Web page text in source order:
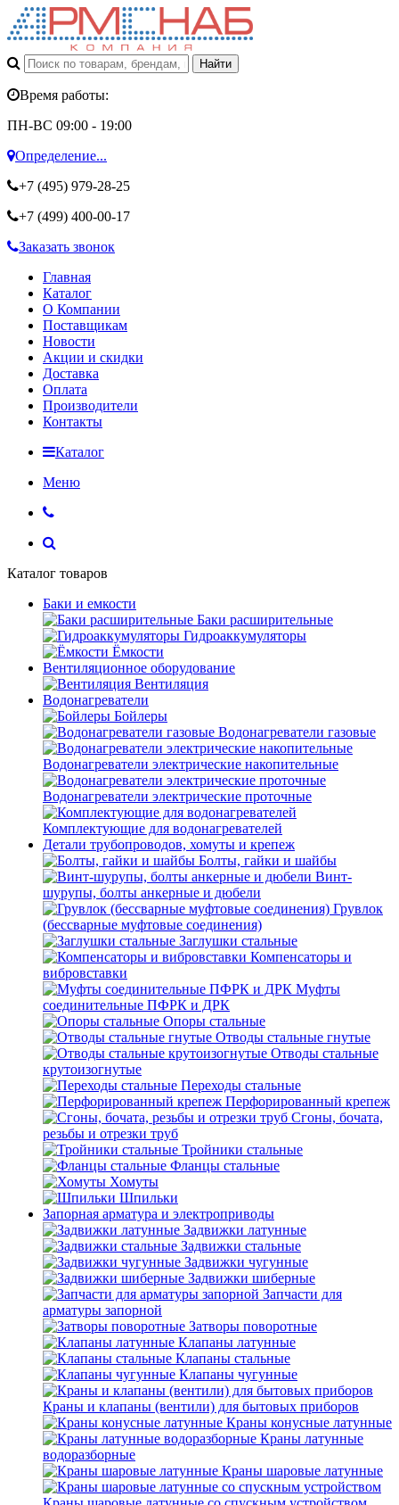
Время работы:
ПН-ВС 09:00 - 19:00
Определение...
+7 (495) 979-28-25
+7 (499) 400-00-17
Заказать звонок
Главная
Каталог
О Компании
Поставщикам
Новости
Акции и скидки
Доставка
Оплата
Производители
Контакты
Каталог
Меню
Каталог товаров
Баки и емкости
Баки расширительные
Гидроаккумуляторы
Ёмкости
Вентиляционное оборудование
Вентиляция
Водонагреватели
Бойлеры
Водонагреватели газовые
Водонагреватели электрические накопительные
Водонагреватели электрические проточные
Комплектующие для водонагревателей
Детали трубопроводов, хомуты и крепеж
Болты, гайки и шайбы
Винт-
шурупы, болты анкерные и дюбели
Грувлок
(бессварные муфтовые соединения)
Заглушки стальные
Компенсаторы и
вибровставки
Муфты
соединительные ПФРК и ДРК
Опоры стальные
Отводы стальные гнутые
Отводы стальные
крутоизогнутые
Переходы стальные
Перфорированный крепеж
Сгоны, бочата,
резьбы и отрезки труб
Тройники стальные
Фланцы стальные
Хомуты
Шпильки
Запорная арматура и электроприводы
Задвижки латунные
Задвижки стальные
Задвижки чугунные
Задвижки шиберные
Запчасти для
арматуры запорной
Затворы поворотные
Клапаны латунные
Клапаны стальные
Клапаны чугунные
Краны и клапаны (вентили) для бытовых приборов
Краны конусные латунные
Краны латунные
водоразборные
Краны шаровые латунные